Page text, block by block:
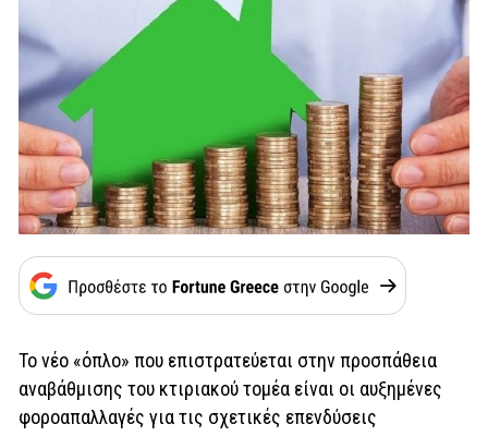
Το νέο «όπλο» που επιστρατεύεται στην προσπάθεια
αναβάθμισης του κτιριακού τομέα είναι οι αυξημένες
φοροαπαλλαγές για τις σχετικές επενδύσεις